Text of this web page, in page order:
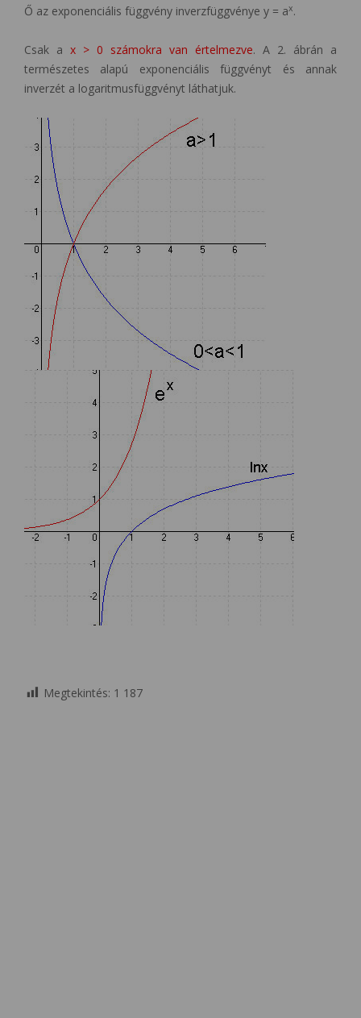
Ő az exponenciális függvény inverzfüggvénye y = ax.
Csak a x > 0 számokra van értelmezve. A 2. ábrán a
természetes alapú exponenciális függvényt és annak
inverzét a logaritmusfüggvényt láthatjuk.
Megtekintés: 1 187